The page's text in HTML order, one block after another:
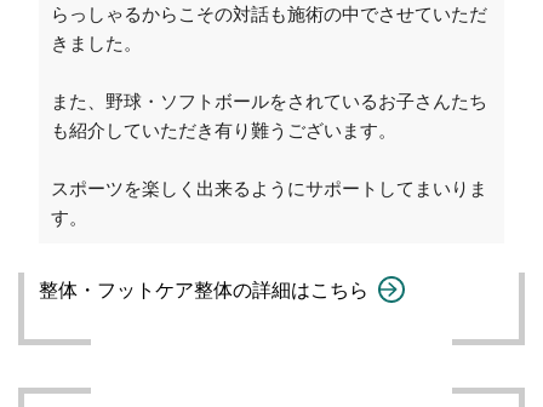
らっしゃるからこその対話も施術の中でさせていただ
きました。
また、野球・ソフトボールをされているお子さんたち
も紹介していただき有り難うございます。
スポーツを楽しく出来るようにサポートしてまいりま
す。
整体・フットケア整体の詳細はこちら